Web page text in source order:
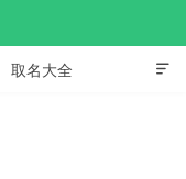

取名大全